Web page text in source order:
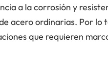
a la corrosión y
acero ordinarias. Por lo
que requieren